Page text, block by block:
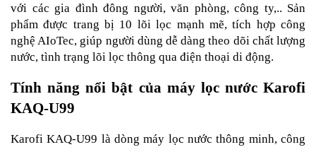
với các gia đình đông người, văn phòng, công ty,.. Sản
phẩm được trang bị 10 lõi lọc mạnh mẽ, tích hợp công
nghệ AIoTec, giúp người dùng dễ dàng theo dõi chất lượng
nước, tình trạng lõi lọc thông qua điện thoại di động.
Tính năng nổi bật của máy lọc nước Karofi
KAQ-U99
Karofi KAQ-U99 là dòng máy lọc nước thông minh, công